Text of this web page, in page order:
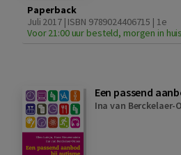
Paperback
Juli 2017 | ISBN 9789024406715 | 1e
Voor 21:00 uur besteld, morgen in huis
Een passend
Ina van Berckelaer-